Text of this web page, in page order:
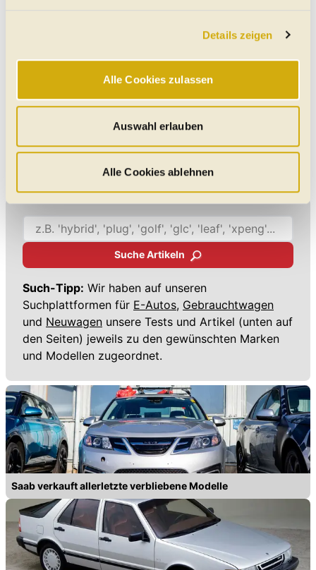
Wir verwenden Cookies, um Ihnen das bestmögliche
Website und sind stets aktiv. Mit Cookies für „Marketing“,
„Statistik“ und „Präferenzen“ möchten wir Ihren Website-
Besuch so komfortabel wie möglich gestalten - mit Klick
"Auswahl erlauben" können Sie selbst entscheiden,
welche Kategorien Sie zulassen möchten. Es werden nur
Daten verarbeitet, für die Sie uns Ihr Einverständnis
geben. Bitte beachten Sie, dass durch eine
Einschränkung womöglich nicht mehr alle
Funktionalitäten der Website zur Verfügung stehen. Sie
können die Einstellungen jederzeit in unserer
Details zeigen
Alle Cookies zulassen
Auswahl erlauben
Alle Cookies ablehnen
Suche Artikeln
Such-Tipp: Wir haben auf unseren
Suchplattformen für E-Autos, Gebrauchtwagen
und Neuwagen unsere Tests und Artikel (unten auf
den Seiten) jeweils zu den gewünschten Marken
und Modellen zugeordnet.
Saab verkauft allerletzte verbliebene Modelle